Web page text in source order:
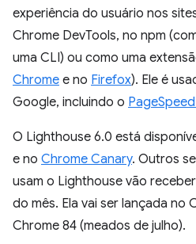
experiência do usuário nos
Chrome DevTools, no npm
uma CLI) ou como uma
Chrome e no Firefox). Ele é
Google, incluindo o
O Lighthouse 6.0 está
e no Chrome Canary. Outros
usam o Lighthouse vão
do mês. Ela vai ser lançada no
Chrome 84 (meados de julho).